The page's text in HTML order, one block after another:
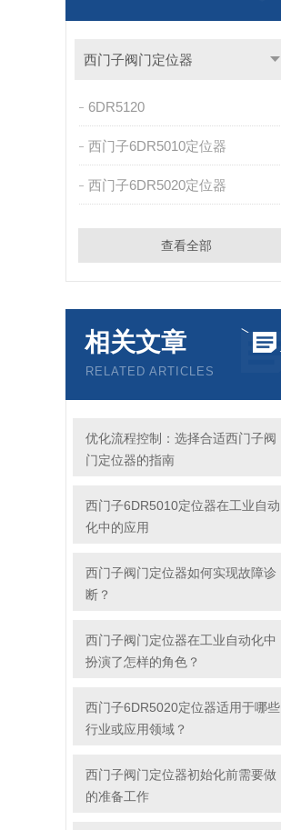
西门子阀门定位器
6DR5120
西门子6DR5010定位器
西门子6DR5020定位器
查看全部
相关文章
RELATED ARTICLES
优化流程控制：选择合适西门子阀
门定位器的指南
西门子6DR5010定位器在工业自动
化中的应用
西门子阀门定位器如何实现故障诊
断？
西门子阀门定位器在工业自动化中
扮演了怎样的角色？
西门子6DR5020定位器适用于哪些
行业或应用领域？
西门子阀门定位器初始化前需要做
的准备工作